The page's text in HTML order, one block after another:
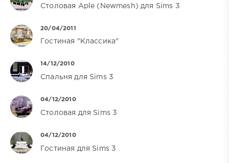
Столовая Aple (Newmesh) для Sims 3
20/04/2011
Гостиная "Классика"
14/12/2010
Спальня для Sims 3
04/12/2010
Столовая для Sims 3
04/12/2010
Гостиная для Sims 3